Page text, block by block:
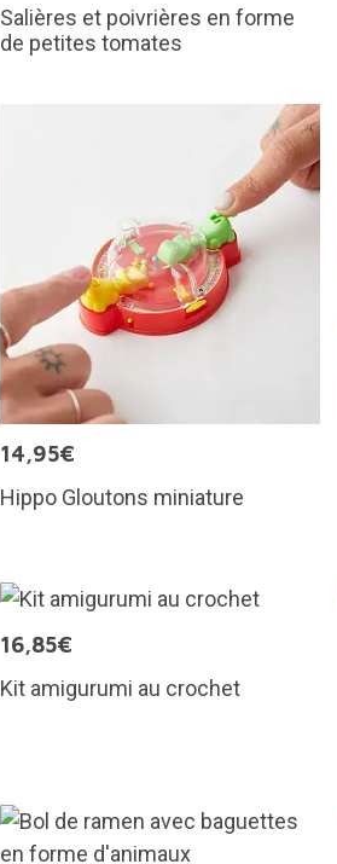
Salières et poivrières en forme
de petites tomates
14,95€
Hippo Gloutons miniature
16,85€
Kit amigurumi au crochet